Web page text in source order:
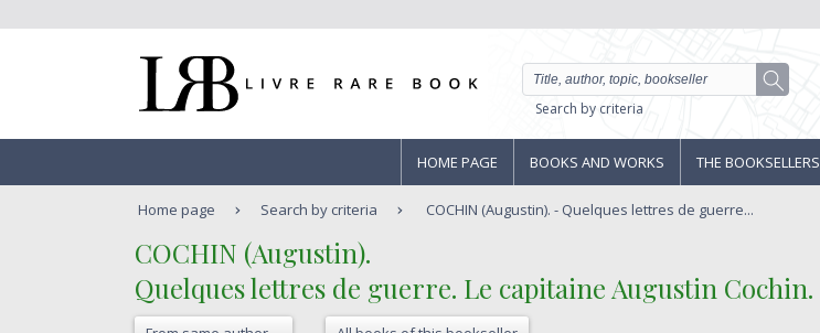
Search by criteria
HOME PAGE BOOKS AND WORKS THE BOOKSELLERS
Home page Search by criteria COCHIN (Augustin). - Quelques lettres de guerre...
‎COCHIN (Augustin).‎
‎Quelques lettres de guerre. Le capitaine Augustin Cochin.‎